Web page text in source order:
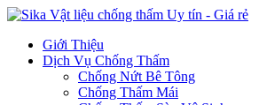
Giới Thiệu
Dịch Vụ Chống Thấm
Chống Nứt Bê Tông
Chống Thấm Mái